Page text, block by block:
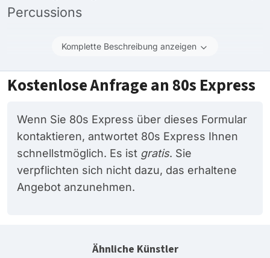
Percussions
Komplette Beschreibung anzeigen
Kostenlose Anfrage an 80s Express
Wenn Sie 80s Express über dieses Formular
kontaktieren, antwortet 80s Express Ihnen
schnellstmöglich. Es ist gratis. Sie
verpflichten sich nicht dazu, das erhaltene
Angebot anzunehmen.
Ähnliche Künstler